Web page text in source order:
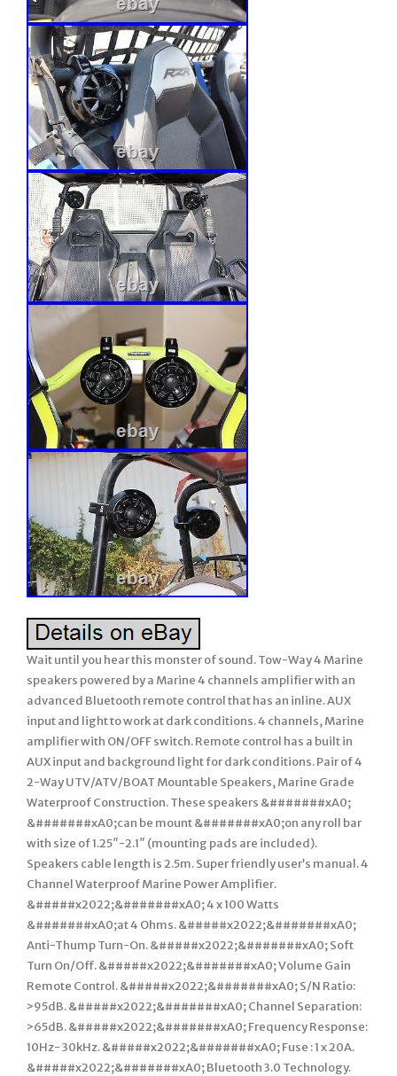
Wait until you hear this monster of sound. Tow-Way 4 Marine
speakers powered by a Marine 4 channels amplifier with an
advanced Bluetooth remote control that has an inline. AUX
input and light to work at dark conditions. 4 channels, Marine
amplifier with ON/OFF switch. Remote control has a built in
AUX input and background light for dark conditions. Pair of 4
2-Way UTV/ATV/BOAT Mountable Speakers, Marine Grade
Waterproof Construction. These speakers &#######xA0;
&#######xA0;can be mount &#######xA0;on any roll bar
with size of 1.25″-2.1″ (mounting pads are included).
Speakers cable length is 2.5m. Super friendly user’s manual. 4
Channel Waterproof Marine Power Amplifier.
&#####x2022;&#######xA0; 4 x 100 Watts
&#######xA0;at 4 Ohms. &#####x2022;&#######xA0;
Anti-Thump Turn-On. &#####x2022;&#######xA0; Soft
Turn On/Off. &#####x2022;&#######xA0; Volume Gain
Remote Control. &#####x2022;&#######xA0; S/N Ratio:
>95dB. &#####x2022;&#######xA0; Channel Separation:
>65dB. &#####x2022;&#######xA0; Frequency Response:
10Hz- 30kHz. &#####x2022;&#######xA0; Fuse : 1 x 20A.
&#####x2022;&#######xA0; Bluetooth 3.0 Technology.